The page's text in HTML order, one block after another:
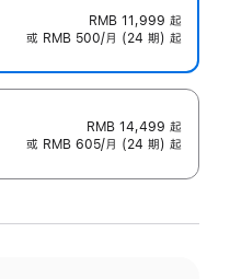
RMB 11,999 起
或 RMB 500/月 (24 期) 起
RMB 14,499 起
或 RMB 605/月 (24 期) 起